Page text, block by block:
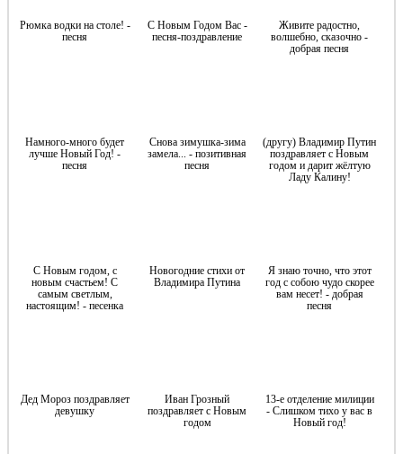
Рюмка водки на столе! -
песня
С Новым Годом Вас -
песня-поздравление
Живите радостно,
волшебно, сказочно -
добрая песня
Намного-много будет
лучше Новый Год! -
песня
Снова зимушка-зима
замела... - позитивная
песня
(другу) Владимир Путин
поздравляет с Новым
годом и дарит жёлтую
Ладу Калину!
С Новым годом, с
новым счастьем! С
самым светлым,
настоящим! - песенка
Новогодние стихи от
Владимира Путина
Я знаю точно, что этот
год c собою чудо скорее
вам несет! - добрая
песня
Дед Мороз поздравляет
девушку
Иван Грозный
поздравляет с Новым
годом
13-е отделение милиции
- Слишком тихо у вас в
Новый год!